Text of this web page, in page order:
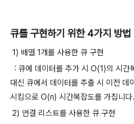
큐를 구현하기 위한 4가지 방법
1) 배열 1개를 사용한 큐 구현
: 큐에 데이터를 추가 시 O(1)의 시간
대신 큐에서 데이터를 추출 시 이전 데
시킴으로 O(n) 시간복잡도를 가집니
2) 연결 리스트를 사용한 큐 구현